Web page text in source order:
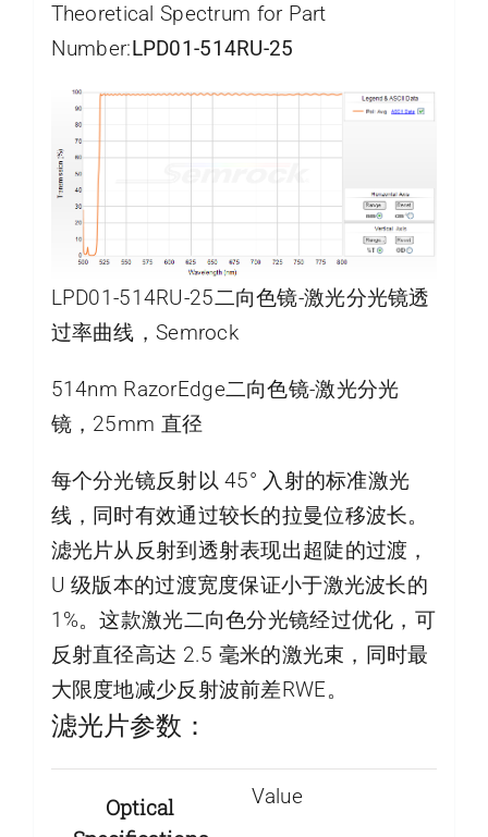
Theoretical Spectrum for Part
Number:LPD01-514RU-25
LPD01-514RU-25二向色镜-激光分光镜透
过率曲线，Semrock
514nm RazorEdge二向色镜-激光分光
镜，25mm 直径
每个分光镜反射以 45° 入射的标准激光
线，同时有效通过较长的拉曼位移波长。
滤光片从反射到透射表现出超陡的过渡，
U 级版本的过渡宽度保证小于激光波长的
1%。这款激光二向色分光镜经过优化，可
反射直径高达 2.5 毫米的激光束，同时最
大限度地减少反射波前差RWE。
滤光片参数：
Optical
Value